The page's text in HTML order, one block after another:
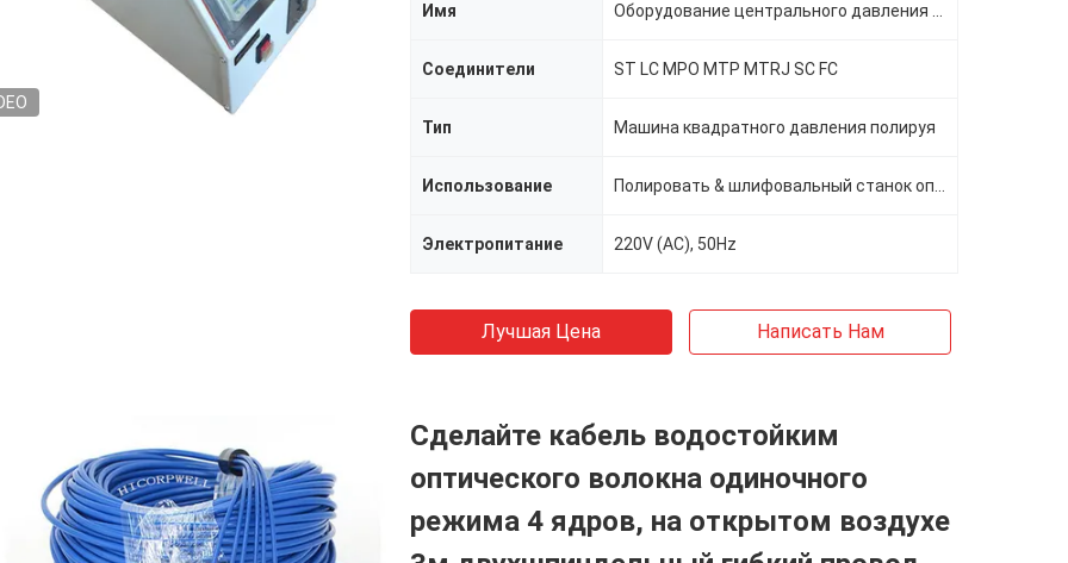
Имя
Соединители ST LC MPO MTP MTRJ SC FC
Тип Машина квадратного давления полируя
Использование
Электропитание 220V (AC), 50Hz
Лучшая Цена Написать Нам
Сделайте кабель водостойким
оптического волокна одиночного
режима 4 ядров, на открытом воздухе